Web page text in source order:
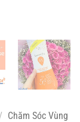
/ Chăm Sóc Vùng